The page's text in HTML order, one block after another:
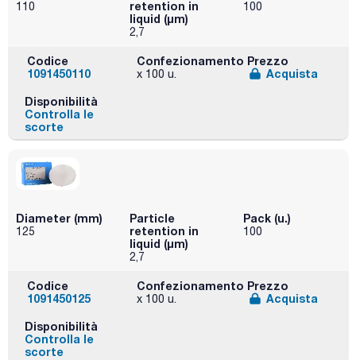
110
retention in
liquid (μm)
2,7
100
Codice
1091450110
Confezionamento
x 100 u.
Prezzo
Acquista
Disponibilità
Controlla le
scorte
Diameter (mm)
125
Particle
retention in
liquid (μm)
2,7
Pack (u.)
100
Codice
1091450125
Confezionamento
x 100 u.
Prezzo
Acquista
Disponibilità
Controlla le
scorte